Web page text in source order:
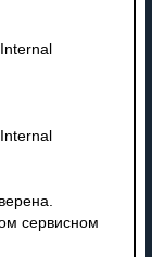
сервисном